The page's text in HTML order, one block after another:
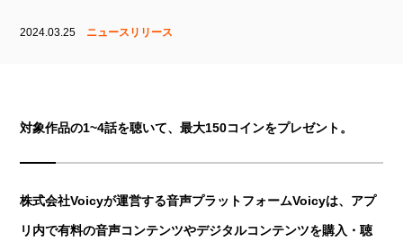
2024.03.25 ニュースリリース
対象作品の1~4話を聴いて、最大150コインをプレゼント。
株式会社Voicyが運営する音声プラットフォームVoicyは、アプ
リ内で有料の音声コンテンツやデジタルコンテンツを購入・聴